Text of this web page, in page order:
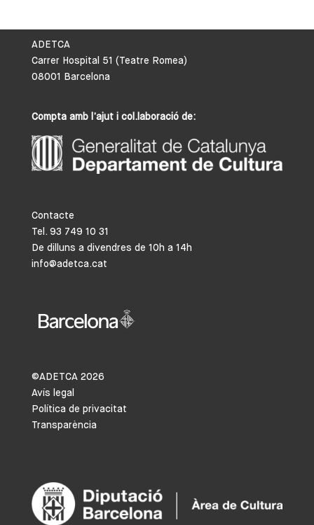
ADETCA
Carrer Hospital 51 (Teatre Romea)
08001 Barcelona
Compta amb l’ajut i col.laboració de:
Contacte
Tel. 93 749 10 31
De dilluns a divendres de 10h a 14h
info@adetca.cat
©ADETCA 2026
Avís legal
Política de privacitat
Transparència